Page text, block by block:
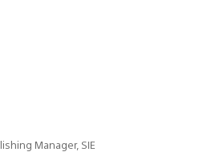
Manager, SIE